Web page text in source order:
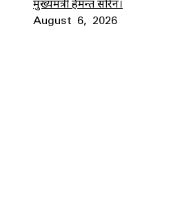
मुख्यमंत्री हेमन्त सोरेन।
August 6, 2026